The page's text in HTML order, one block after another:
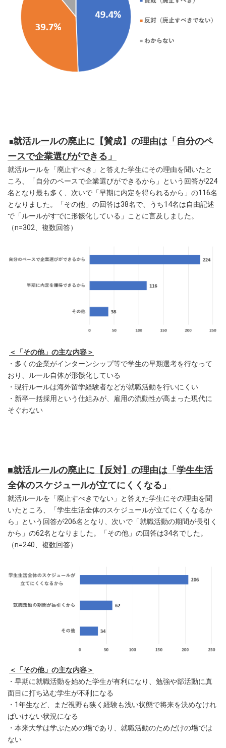
■就活ルールの廃止に【賛成】の理由は「自分のペ
ースで企業選びができる」
就活ルールを「廃止すべき」と答えた学生にその理由を聞いたと
ころ、「自分のペースで企業選びができるから」という回答が224
名となり最も多く、次いで「早期に内定を得られるから」の116名
となりました。「その他」の回答は38名で、うち14名は自由記述
で「ルールがすでに形骸化している」ことに言及しました。
（n=302、複数回答）
＜「その他」の主な内容＞
・多くの企業がインターンシップ等で学生の早期選考を行なって
おり、ルール自体が形骸化している
・現行ルールは海外留学経験者などが就職活動を行いにくい
・新卒一括採用という仕組みが、雇用の流動性が高まった現代に
そぐわない
■就活ルールの廃止に【反対】の理由は「学生生活
全体のスケジュールが立てにくくなる」
就活ルールを「廃止すべきでない」と答えた学生にその理由を聞
いたところ、「学生生活全体のスケジュールが立てにくくなるか
ら」という回答が206名となり、次いで「就職活動の期間が長引く
から」の62名となりました。「その他」の回答は34名でした。
（n=240、複数回答）
＜「その他」の主な内容＞
・早期に就職活動を始めた学生が有利になり、勉強や部活動に真
面目に打ち込む学生が不利になる
・1年生など、まだ視野も狭く経験も浅い状態で将来を決めなけれ
ばいけない状況になる
・本来大学は学ぶための場であり、就職活動のためだけの場では
ない